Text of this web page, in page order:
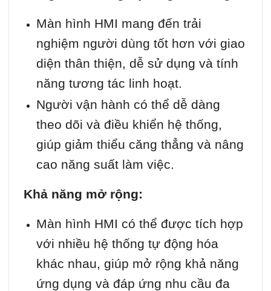
Màn hình HMI mang đến trải
nghiệm người dùng tốt hơn với giao
diện thân thiện, dễ sử dụng và tính
năng tương tác linh hoạt.
Người vận hành có thể dễ dàng
theo dõi và điều khiển hệ thống,
giúp giảm thiểu căng thẳng và nâng
cao năng suất làm việc.
Khả năng mở rộng:
Màn hình HMI có thể được tích hợp
với nhiều hệ thống tự động hóa
khác nhau, giúp mở rộng khả năng
ứng dụng và đáp ứng nhu cầu đa